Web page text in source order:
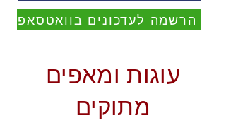
הרשמה לעדכונים בוואטסאפ
עוגות ומאפים
מתוקים